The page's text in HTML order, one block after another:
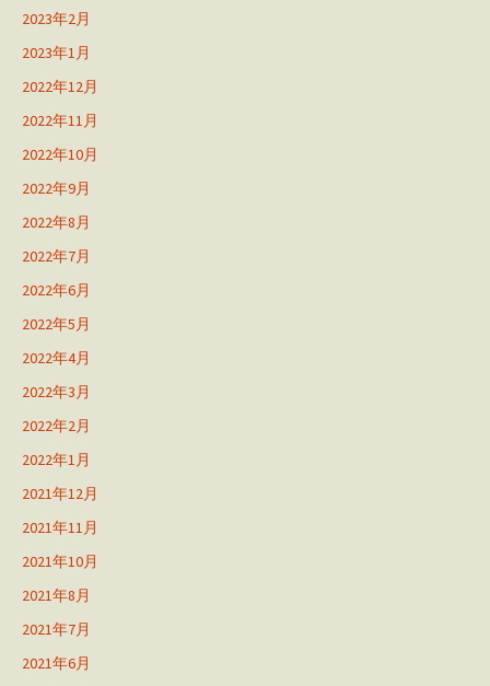
2023年2月
2023年1月
2022年12月
2022年11月
2022年10月
2022年9月
2022年8月
2022年7月
2022年6月
2022年5月
2022年4月
2022年3月
2022年2月
2022年1月
2021年12月
2021年11月
2021年10月
2021年8月
2021年7月
2021年6月